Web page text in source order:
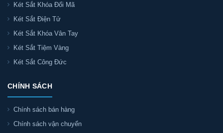
Két Sắt Khóa Đổi Mã
Két Sắt Điện Tử
Két Sắt Khóa Vân Tay
Két Sắt Tiệm Vàng
Két Sắt Công Đức
CHÍNH SÁCH
Chính sách bán hàng
Chính sách vận chuyển